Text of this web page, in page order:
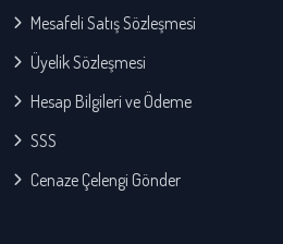
Mesafeli Satış Sözleşmesi
Üyelik Sözleşmesi
Hesap Bilgileri ve Ödeme
SSS
Cenaze Çelengi Gönder